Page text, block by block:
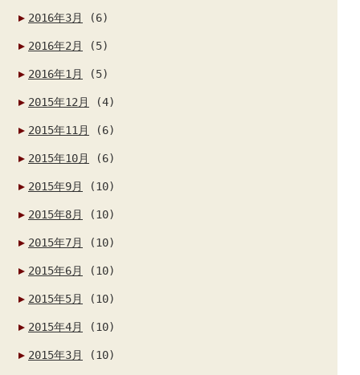
2016年3月 (6)
2016年2月 (5)
2016年1月 (5)
2015年12月 (4)
2015年11月 (6)
2015年10月 (6)
2015年9月 (10)
2015年8月 (10)
2015年7月 (10)
2015年6月 (10)
2015年5月 (10)
2015年4月 (10)
2015年3月 (10)